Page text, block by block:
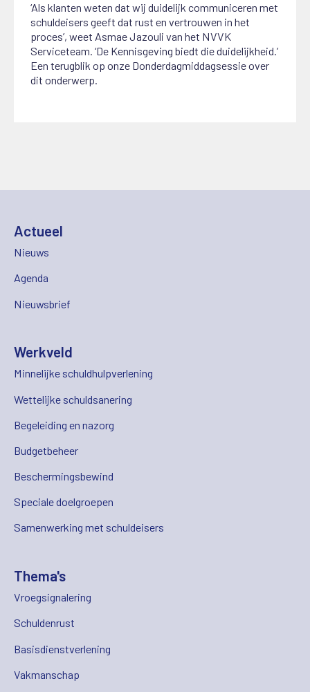
‘Als klanten weten dat wij duidelijk communiceren met
schuldeisers geeft dat rust en vertrouwen in het
proces’, weet Asmae Jazouli van het NVVK
Serviceteam. ‘De Kennisgeving biedt die duidelijkheid.’
Een terugblik op onze Donderdagmiddagsessie over
dit onderwerp.
Actueel
Nieuws
Agenda
Nieuwsbrief
Werkveld
Minnelijke schuldhulpverlening
Wettelijke schuldsanering
Begeleiding en nazorg
Budgetbeheer
Beschermingsbewind
Speciale doelgroepen
Samenwerking met schuldeisers
Thema's
Vroegsignalering
Schuldenrust
Basisdienstverlening
Vakmanschap